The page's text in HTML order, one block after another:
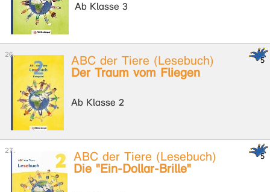
Ab Klasse 3
ABC der Tiere (Lesebuch)
Der Traum vom Fliegen
Ab Klasse 2
ABC der Tiere (Lesebuch)
Die "Ein-Dollar-Brille"